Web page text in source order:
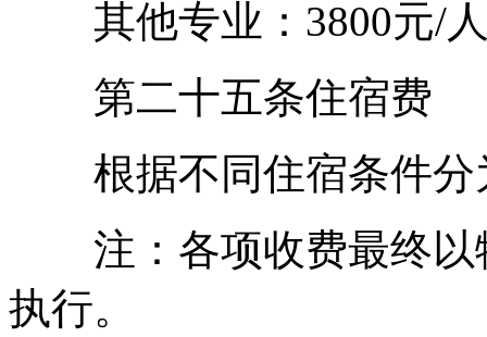
其他专业：3800元/人
第二十五条住宿费
根据不同住宿条件分
注：各项收费最终以
执行。